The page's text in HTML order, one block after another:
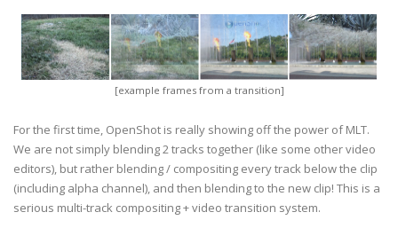
[example frames from a transition]
For the first time, OpenShot is really showing off the power of MLT.
We are not simply blending 2 tracks together (like some other video
editors), but rather blending / compositing every track below the clip
(including alpha channel), and then blending to the new clip! This is a
serious multi-track compositing + video transition system.